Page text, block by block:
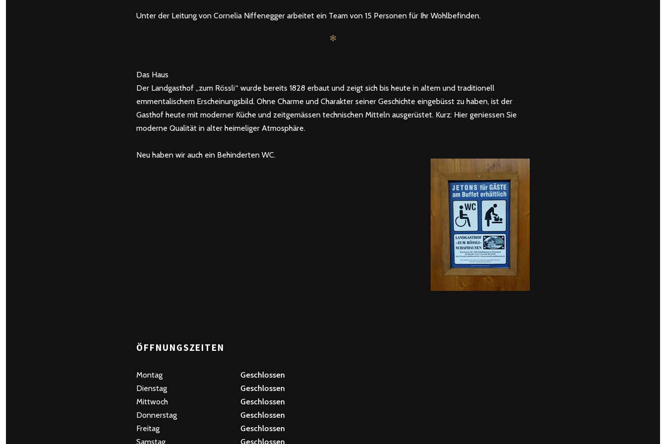
Unter der Leitung von Cornelia Niffenegger arbeitet ein Team von 15 Personen für Ihr Wohlbefinden.
✻
Das Haus
Der Landgasthof „zum Rössli“ wurde bereits 1828 erbaut und zeigt sich bis heute in altem und traditionell
emmentalischem Erscheinungsbild. Ohne Charme und Charakter seiner Geschichte eingebüsst zu haben, ist der
Gasthof heute mit moderner Küche und zeitgemässen technischen Mitteln ausgerüstet. Kurz: Hier geniessen Sie
moderne Qualität in alter heimeliger Atmosphäre.
Neu haben wir auch ein Behinderten WC.
ÖFFNUNGSZEITEN
Montag
Geschlossen
Dienstag
Geschlossen
Mittwoch
Geschlossen
Donnerstag
Geschlossen
Freitag
Geschlossen
Samstag
Geschlossen